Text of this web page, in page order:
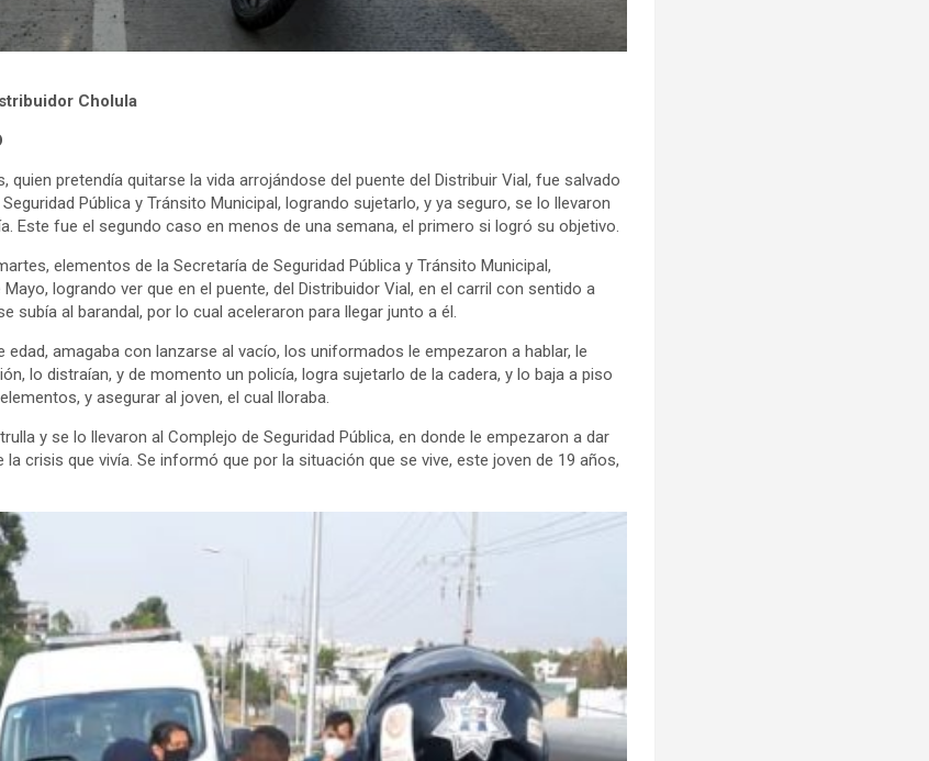
Cholula
quien pretendía quitarse la vida arrojándose del puente del Distribuir Vial, fue salvado
Pública y Tránsito Municipal, logrando sujetarlo, y ya seguro, se lo llevaron
Este fue el segundo caso en menos de una semana, el primero si logró su objetivo.
elementos de la Secretaría de Seguridad Pública y Tránsito Municipal,
logrando ver que en el puente, del Distribuidor Vial, en el carril con sentido a
subía al barandal, por lo cual aceleraron para llegar junto a él.
edad, amagaba con lanzarse al vacío, los uniformados le empezaron a hablar, le
lo distraían, y de momento un policía, logra sujetarlo de la cadera, y lo baja a piso
y asegurar al joven, el cual lloraba.
y se lo llevaron al Complejo de Seguridad Pública, en donde le empezaron a dar
crisis que vivía. Se informó que por la situación que se vive, este joven de 19 años,